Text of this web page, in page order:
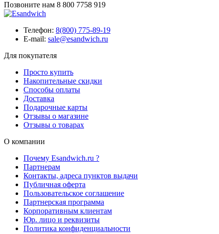
Позвоните нам 8 800 7758 919
Телефон: 8(800) 775-89-19
E-mail: sale@esandwich.ru
Для покупателя
Просто купить
Накопительные скидки
Способы оплаты
Доставка
Подарочные карты
Отзывы о магазине
Отзывы о товарах
О компании
Почему Esandwich.ru ?
Партнерам
Контакты, адреса пунктов выдачи
Публичная оферта
Пользовательское соглашение
Партнерская программа
Корпоративным клиентам
Юр. лицо и реквизиты
Политика конфиденциальности